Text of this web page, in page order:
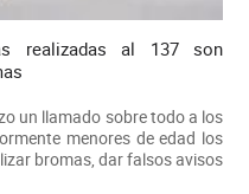
realizadas al 137 son
un llamado sobre todo a los
menores de edad los
bromas, dar falsos avisos